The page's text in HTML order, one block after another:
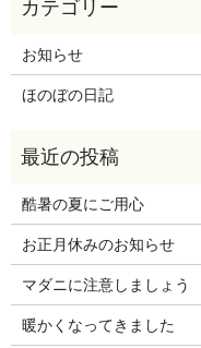
お知らせ
ほのぼの日記
酷暑の夏にご用心
お正月休みのお知らせ
マダニに注意しましょう
暖かくなってきました